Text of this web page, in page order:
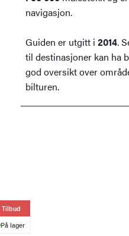
navigasjon.
Guiden er utgitt i 2014.
til destinasjoner kan ha
god oversikt over
bilturen.
Tilbud
På lager